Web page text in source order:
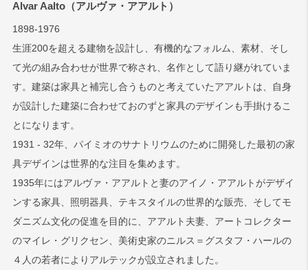
Alvar Aalto（アルヴァ・アアルト）
1898-1976
生涯200を超える建物を設計し、有機的なフォルム、素材、そし
て光の組み合わせが世界で称され、名作として語り継がれていま
す。建築は家具と補完し合うものと考えていたアアルトは、自身
が設計した建築に合わせておのずと家具のデザインも手掛けるこ
とになります。
1931 - 32年、パイミオのサナトリウムのために開発した最初の家
具デザインは世界的な注目を集めます。
1935年にはアルヴァ・アアルトと妻のアイノ・アアルトがデザイ
ンする家具、照明器具、テキスタイルの世界的な販売、そしてモ
ダニズム文化の促進を目的に、アアルト夫妻、アートコレクター
のマイレ・グリクセン、美術史家のニルス＝グスタフ・ハールの
４人の若者によりアルテックが設立されました。